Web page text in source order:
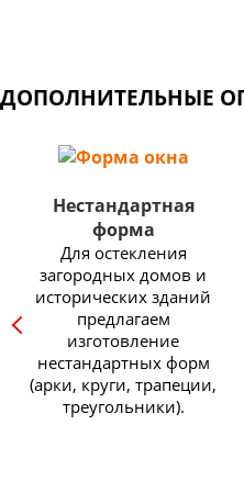
ДОПОЛНИТЕЛЬНЫЕ
Нестандартная
форма
Для остекления
загородных домов и
исторических зданий
предлагаем
изготовление
нестандартных форм
(арки, круги, трапеции,
треугольники).